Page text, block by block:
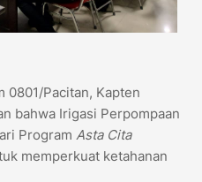
0801/Pacitan, Kapten
bahwa Irigasi Perpompaan
Program Asta Cita
memperkuat ketahanan